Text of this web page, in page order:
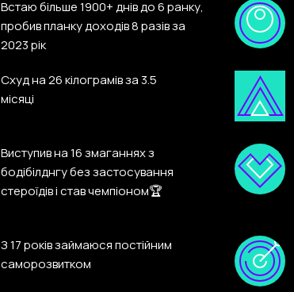
Встаю більше 1900+ днів до 6 ранку,
пробив планку доходів 8 разів за
2023 рік
Схуд на 26 кілограмів за 3.5
місяці
Виступив на 16 змаганнях з
бодібілднгу без застосування
стероїдів і став чемпіоном🏆
З 17 років займаюся постійним
саморозвитком